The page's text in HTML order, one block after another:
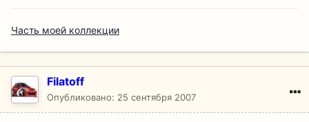
Часть моей коллекции
Filatoff
Опубликовано: 25 сентября 2007